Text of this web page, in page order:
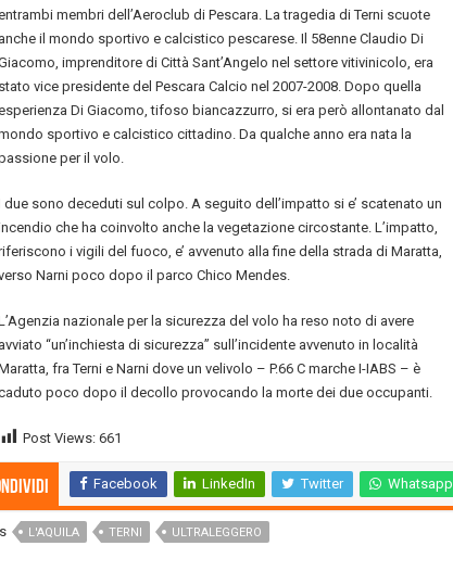
membri dell’Aeroclub di Pescara. La tragedia di Terni scuote
anche il mondo sportivo e calcistico pescarese. Il 58enne Claudio Di
imprenditore di Città Sant’Angelo nel settore vitivinicolo, era
stato vice presidente del Pescara Calcio nel 2007-2008. Dopo quella
Di Giacomo, tifoso biancazzurro, si era però allontanato dal
sportivo e calcistico cittadino. Da qualche anno era nata la
per il volo.
due sono deceduti sul colpo. A seguito dell’impatto si e’ scatenato un
che ha coinvolto anche la vegetazione circostante. L’impatto,
i vigili del fuoco, e’ avvenuto alla fine della strada di Maratta,
Narni poco dopo il parco Chico Mendes.
nazionale per la sicurezza del volo ha reso noto di avere
avviato “un’inchiesta di sicurezza” sull’incidente avvenuto in località
fra Terni e Narni dove un velivolo – P.66 C marche I-IABS – è
poco dopo il decollo provocando la morte dei due occupanti.
Post Views: 661
Facebook LinkedIn Twitter Whatsapp
L'AQUILA TERNI ULTRALEGGERO